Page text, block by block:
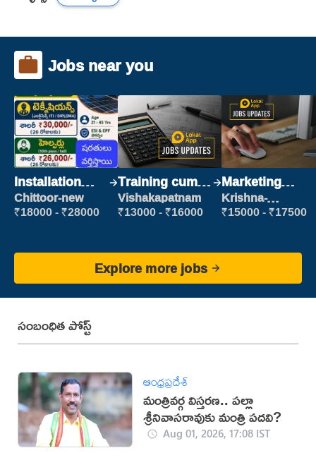
Jobs near you
Installation
Engineer/
Helper
Chittoor-new
₹18000 - ₹28000
Training cum
Placement
Vishakapatnam
₹13000 - ₹16000
Marketing
Executive
Krishna-
vijayawada
₹15000 - ₹17500
Explore more jobs
సంబంధిత పోస్ట్
ఆంధ్రప్రదేశ్
మంత్రివర్గ విస్తరణ.. పల్లా
శ్రీనివాసరావుకు మంత్రి పదవి?
Aug 01, 2026, 17:08 IST